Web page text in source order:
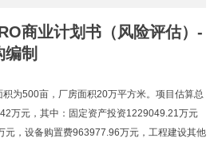
商业计划书（风险评估）-
制
积为500亩，厂房面积20万平方米。项目估算总
万元，其中：固定资产投资1229049.21万元
元，设备购置费963977.96万元，工程建设其他